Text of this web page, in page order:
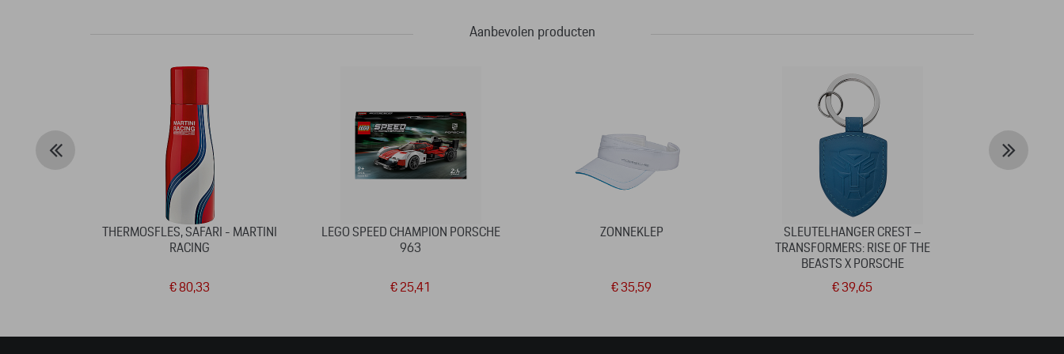
Aanbevolen producten
THERMOSFLES, SAFARI - MARTINI
RACING
€ 80,33
LEGO SPEED CHAMPION PORSCHE
963
€ 25,41
ZONNEKLEP
€ 35,59
SLEUTELHANGER CREST –
TRANSFORMERS: RISE OF THE
BEASTS X PORSCHE
€ 39,65